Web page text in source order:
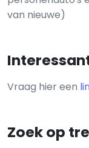
van nieuwe)
Vraag hier een
Zoek op